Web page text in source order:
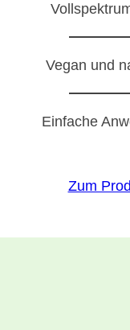
Vegan und
Einfache
Zum